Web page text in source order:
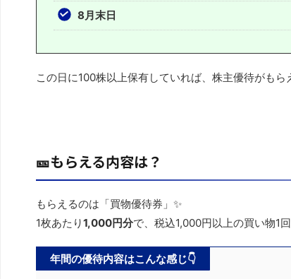
8月末日
この日に100株以上保有していれば、株主優待がもら
🎫もらえる内容は？
もらえるのは「買物優待券」✨
1枚あたり1,000円分で、税込1,000円以上の買い物1
年間の優待内容はこんな感じ👇